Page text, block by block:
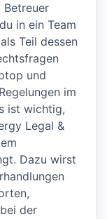
Betreuer
in ein Team
Teil dessen
und
im
ist wichtig,
Legal &
Dazu wirst
der